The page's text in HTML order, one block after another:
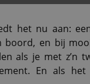
het nu aan:
boord, en bij
als je met z’n
En als